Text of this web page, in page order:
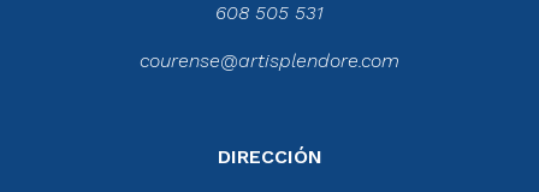
608 505 531
courense@artisplendore.com
DIRECCIÓN